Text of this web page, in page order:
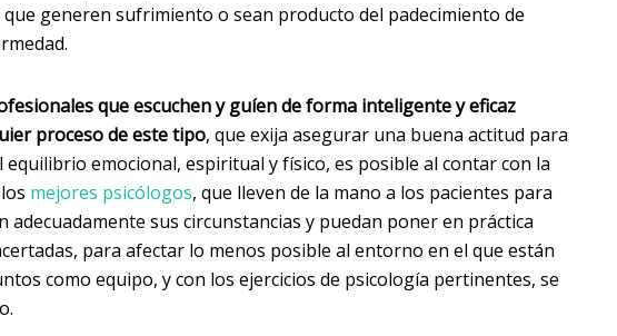
que generen sufrimiento o sean producto del padecimiento de
que escuchen y guíen de forma inteligente y eficaz
proceso de este tipo, que exija asegurar una buena actitud para
equilibrio emocional, espiritual y físico, es posible al contar con la
mejores psicólogos, que lleven de la mano a los pacientes para
adecuadamente sus circunstancias y puedan poner en práctica
para afectar lo menos posible al entorno en el que están
como equipo, y con los ejercicios de psicología pertinentes, se